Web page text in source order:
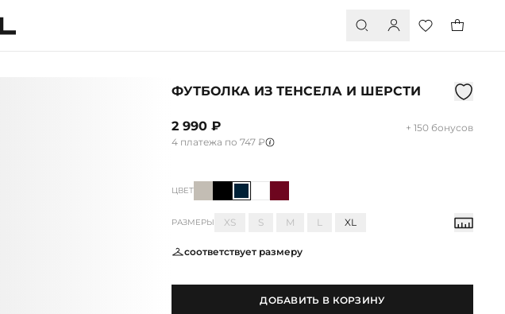
ФУТБОЛКА ИЗ ТЕНСЕЛА И ШЕРСТИ
2 990 ₽
+ 150 бонусов
4 платежа по 747 ₽
ЦВЕТ
РАЗМЕРЫ XS S M L XL
соответствует размеру
ДОБАВИТЬ В КОРЗИНУ